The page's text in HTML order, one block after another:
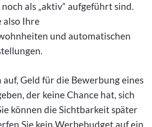
als „aktiv“ aufgeführt sind.
also Ihre
und automatischen
auf, Geld für die Bewerbung eines
der keine Chance hat, sich
können die Sichtbarkeit später
Sie kein Werbebudget auf ein